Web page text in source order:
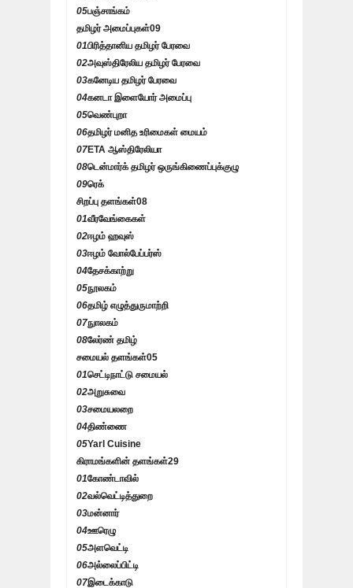
05பஞ்சாங்கம்
தமிழர் அமைப்புகள்09
01பிரித்தானிய தமிழர் பேரவை
02அவுஸ்திரேலிய தமிழர் பேரவை
03கனேடிய தமிழர் பேரவை
04கனடா இளையோர் அமைப்பு
05வெண்புறா
06தமிழர் மனித உரிமைகள் மையம்
07ETA ஆஸ்திரேலியா
08டென்மார்க் தமிழர் ஒருங்கிணைப்புக்குழு
09ரெக்
சிறப்பு தளங்கள்08
01வீரவேங்கைகள்
02ஈழம் ஹவுஸ்
03ஈழம் வோல்பேப்பர்ஸ்
04தேசக்காற்று
05நூலகம்
06தமிழ் எழுத்துருமாற்றி
07நுாலகம்
08லேர்ண் தமிழ்
சமையல் தளங்கள்05
01செட்டிநாட்டு சமையல்
02அறுசுவை
03சமையலறை
04திண்ணை
05Yarl Cuisine
கிராமங்களின் தளங்கள்29
01கோண்டாவில்
02வல்வெட்டித்துறை
03மன்னார்
04ஊரெழு
05அளவெட்டி
06அல்லைப்பிட்டி
07இடைக்காடு